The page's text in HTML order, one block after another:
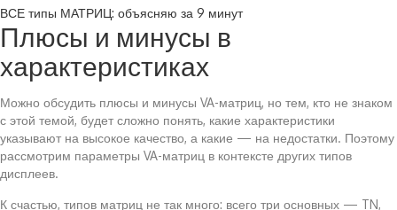
ВСЕ типы МАТРИЦ: объясняю за 9 минут
Плюсы и минусы в
характеристиках
Можно обсудить плюсы и минусы VA-матриц, но тем, кто не знаком
с этой темой, будет сложно понять, какие характеристики
указывают на высокое качество, а какие — на недостатки. Поэтому
рассмотрим параметры VA-матриц в контексте других типов
дисплеев.
К счастью, типов матриц не так много: всего три основных — TN,